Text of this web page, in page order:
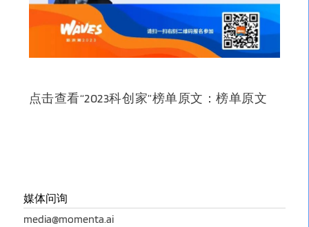
点击查看“2023科创家”榜单原文：榜单原文
媒体问询
media@momenta.ai